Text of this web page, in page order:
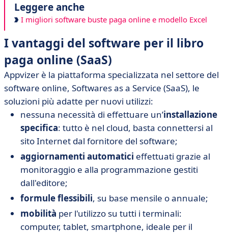
Leggere anche
I migliori software buste paga online e modello Excel
I vantaggi del software per il libro
paga online (SaaS)
Appvizer è la piattaforma specializzata nel settore del
software online, Softwares as a Service (SaaS), le
soluzioni più adatte per nuovi utilizzi:
nessuna necessità di effettuare un’installazione
specifica: tutto è nel cloud, basta connettersi al
sito Internet dal fornitore del software;
aggiornamenti automatici effettuati grazie al
monitoraggio e alla programmazione gestiti
dall'editore;
formule flessibili, su base mensile o annuale;
mobilità per l'utilizzo su tutti i terminali:
computer, tablet, smartphone, ideale per il